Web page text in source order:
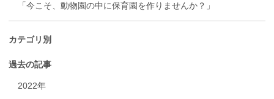
「今こそ、動物園の中に保育園を作りませんか？」
カテゴリ別
過去の記事
2022年